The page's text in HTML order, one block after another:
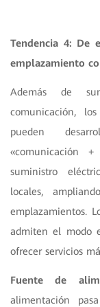
Tendencia 4: De
emplazamiento
Además de
comunicación,
pueden
«comunicación
suministro
locales,
emplazamientos.
admiten el modo
ofrecer servicios
Fuente de
alimentación